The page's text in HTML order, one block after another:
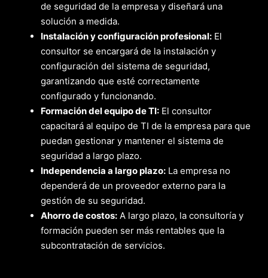
de seguridad de la empresa y diseñará una
solución a medida.
Instalación y configuración profesional: El
consultor se encargará de la instalación y
configuración del sistema de seguridad,
garantizando que esté correctamente
configurado y funcionando.
Formación del equipo de TI: El consultor
capacitará al equipo de TI de la empresa para que
puedan gestionar y mantener el sistema de
seguridad a largo plazo.
Independencia a largo plazo: La empresa no
dependerá de un proveedor externo para la
gestión de su seguridad.
Ahorro de costos: A largo plazo, la consultoría y
formación pueden ser más rentables que la
subcontratación de servicios.